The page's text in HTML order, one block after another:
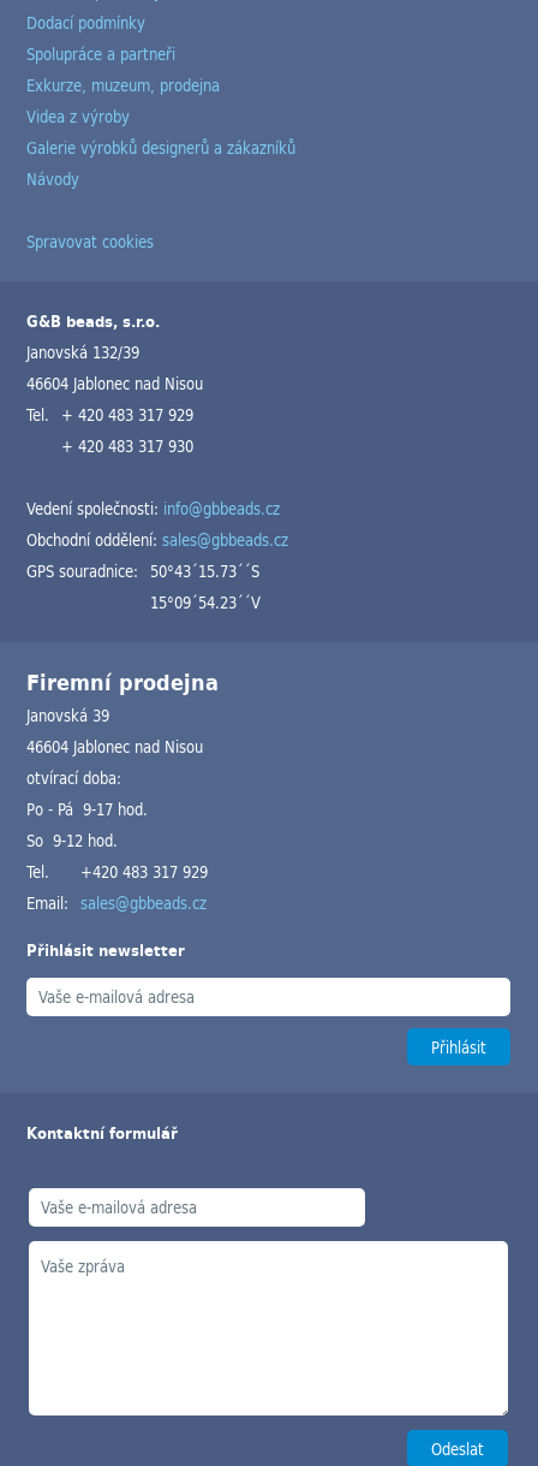
Dodací podmínky
Spolupráce a partneři
Exkurze, muzeum, prodejna
Videa z výroby
Galerie výrobků designerů a zákazníků
Návody
Spravovat cookies
G&B beads, s.r.o.
Janovská 132/39
46604 Jablonec nad Nisou
Tel. + 420 483 317 929
+ 420 483 317 930
Vedení společnosti: info@gbbeads.cz
Obchodní oddělení:sales@gbbeads.cz
GPS souradnice: 50°43´15.73´´S
15°09´54.23´´V
Firemní prodejna
Janovská 39
46604 Jablonec nad Nisou
otvírací doba:
Po - Pá 9-17 hod.
So 9-12 hod.
Tel.
+420 483 317 929
Email: sales@gbbeads.cz
Přihlásit newsletter
Kontaktní formulář